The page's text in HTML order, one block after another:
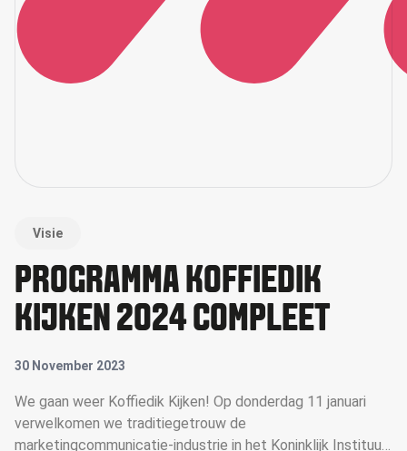
Visie
PROGRAMMA KOFFIEDIK
KIJKEN 2024 COMPLEET
30 November 2023
We gaan weer Koffiedik Kijken! Op donderdag 11 januari
verwelkomen we traditiegetrouw de
marketingcommunicatie-industrie in het Koninklijk Instituut